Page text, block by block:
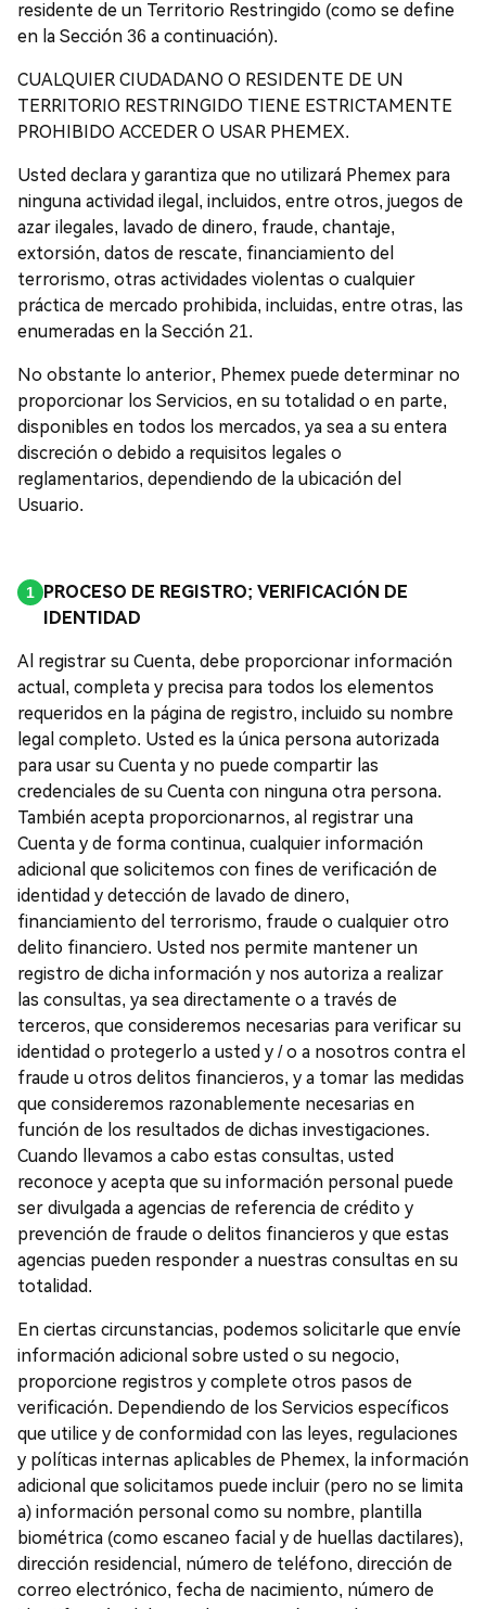
residente de un Territorio Restringido (como se define
en la Sección 36 a continuación).
CUALQUIER CIUDADANO O RESIDENTE DE UN
TERRITORIO RESTRINGIDO TIENE ESTRICTAMENTE
PROHIBIDO ACCEDER O USAR PHEMEX.
Usted declara y garantiza que no utilizará Phemex para
ninguna actividad ilegal, incluidos, entre otros, juegos de
azar ilegales, lavado de dinero, fraude, chantaje,
extorsión, datos de rescate, financiamiento del
terrorismo, otras actividades violentas o cualquier
práctica de mercado prohibida, incluidas, entre otras, las
enumeradas en la Sección 21.
No obstante lo anterior, Phemex puede determinar no
proporcionar los Servicios, en su totalidad o en parte,
disponibles en todos los mercados, ya sea a su entera
discreción o debido a requisitos legales o
reglamentarios, dependiendo de la ubicación del
Usuario.
PROCESO DE REGISTRO; VERIFICACIÓN DE
IDENTIDAD
Al registrar su Cuenta, debe proporcionar información
actual, completa y precisa para todos los elementos
requeridos en la página de registro, incluido su nombre
legal completo. Usted es la única persona autorizada
para usar su Cuenta y no puede compartir las
credenciales de su Cuenta con ninguna otra persona.
También acepta proporcionarnos, al registrar una
Cuenta y de forma continua, cualquier información
adicional que solicitemos con fines de verificación de
identidad y detección de lavado de dinero,
financiamiento del terrorismo, fraude o cualquier otro
delito financiero. Usted nos permite mantener un
registro de dicha información y nos autoriza a realizar
las consultas, ya sea directamente o a través de
terceros, que consideremos necesarias para verificar su
identidad o protegerlo a usted y / o a nosotros contra el
fraude u otros delitos financieros, y a tomar las medidas
que consideremos razonablemente necesarias en
función de los resultados de dichas investigaciones.
Cuando llevamos a cabo estas consultas, usted
reconoce y acepta que su información personal puede
ser divulgada a agencias de referencia de crédito y
prevención de fraude o delitos financieros y que estas
agencias pueden responder a nuestras consultas en su
totalidad.
En ciertas circunstancias, podemos solicitarle que envíe
información adicional sobre usted o su negocio,
proporcione registros y complete otros pasos de
verificación. Dependiendo de los Servicios específicos
que utilice y de conformidad con las leyes, regulaciones
y políticas internas aplicables de Phemex, la información
adicional que solicitamos puede incluir (pero no se limita
a) información personal como su nombre, plantilla
biométrica (como escaneo facial y de huellas dactilares),
dirección residencial, número de teléfono, dirección de
correo electrónico, fecha de nacimiento, número de